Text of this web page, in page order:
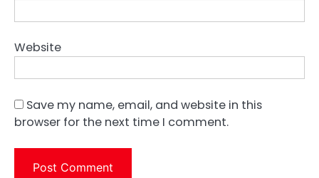
Website
Save my name, email, and website in this
browser for the next time I comment.